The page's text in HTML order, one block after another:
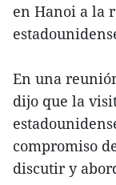
en Hanoi a la
En una
dijo que la
compromiso
discutir y